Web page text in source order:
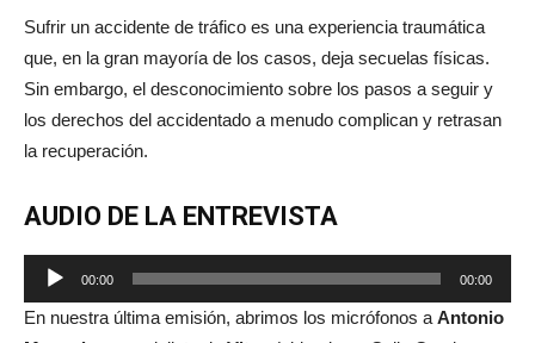
Sufrir un accidente de tráfico es una experiencia traumática
que, en la gran mayoría de los casos, deja secuelas físicas.
Sin embargo, el desconocimiento sobre los pasos a seguir y
los derechos del accidentado a menudo complican y retrasan
la recuperación.
AUDIO DE LA ENTREVISTA
Reproductor
de
audio
00:00 00:00
En nuestra última emisión, abrimos los micrófonos a Antonio